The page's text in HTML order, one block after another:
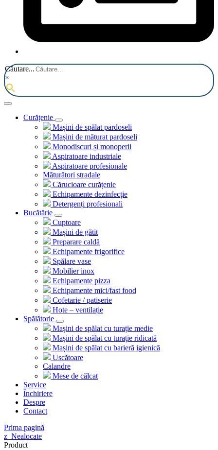
Căutare...
×
Curățenie
Mașini de spălat pardoseli
Mașini de măturat pardoseli
Monodiscuri și monoperii
Aspiratoare industriale
Aspiratoare profesionale
Măturători stradale
Cărucioare curățenie
Echipamente dezinfecție
Detergenți profesionali
Bucătărie
Cuptoare
Mașini de gătit
Preparare caldă
Echipamente frigorifice
Spălare vase
Mobilier inox
Echipamente pizza
Echipamente mici/fast food
Cofetarie / patiserie
Hote – ventilație
Spălătorie
Mașini de spălat cu turație medie
Mașini de spălat cu turație ridicată
Mașini de spălat cu barieră igienică
Uscătoare
Calandre
Mese de călcat
Service
Închiriere
Despre
Contact
Prima pagină
z_Nealocate
Product